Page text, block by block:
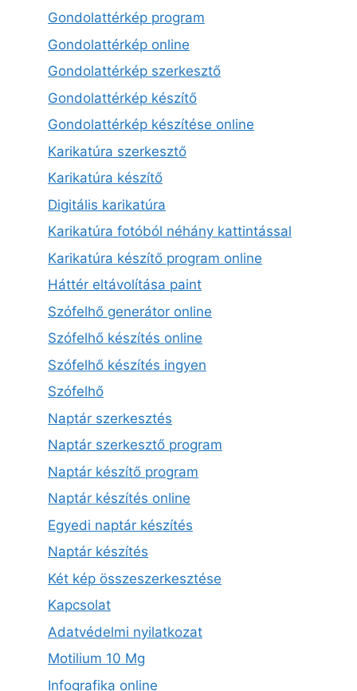
Gondolattérkép program
Gondolattérkép online
Gondolattérkép szerkesztő
Gondolattérkép készítő
Gondolattérkép készítése online
Karikatúra szerkesztő
Karikatúra készítő
Digitális karikatúra
Karikatúra fotóból néhány kattintással
Karikatúra készítő program online
Háttér eltávolítása paint
Szófelhő generátor online
Szófelhő készítés online
Szófelhő készítés ingyen
Szófelhő
Naptár szerkesztés
Naptár szerkesztő program
Naptár készítő program
Naptár készítés online
Egyedi naptár készítés
Naptár készítés
Két kép összeszerkesztése
Kapcsolat
Adatvédelmi nyilatkozat
Motilium 10 Mg
Infografika online